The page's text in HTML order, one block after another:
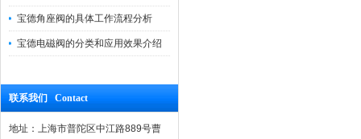
宝德角座阀的具体工作流程分析
宝德电磁阀的分类和应用效果介绍
联系我们 Contact
地址：上海市普陀区中江路889号曹